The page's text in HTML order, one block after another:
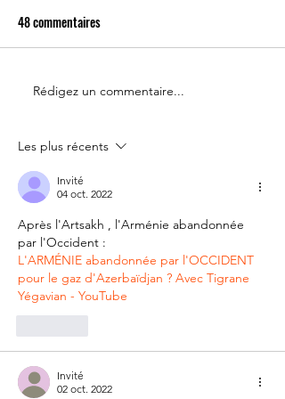
Le 14 juillet doit rester une
48 commentaires
Rédigez un commentaire...
Les plus récents
Invité
04 oct. 2022
Après l'Artsakh , l'Arménie abandonnée
par l'Occident :
L'ARMÉNIE abandonnée par l'OCCIDENT
pour le gaz d'Azerbaïdjan ? Avec Tigrane
Yégavian - YouTube
Invité
02 oct. 2022